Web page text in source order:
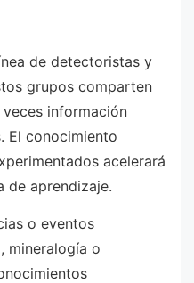
de detectoristas y
grupos comparten
información
El conocimiento
acelerará
de aprendizaje.
o eventos
mineralogía o